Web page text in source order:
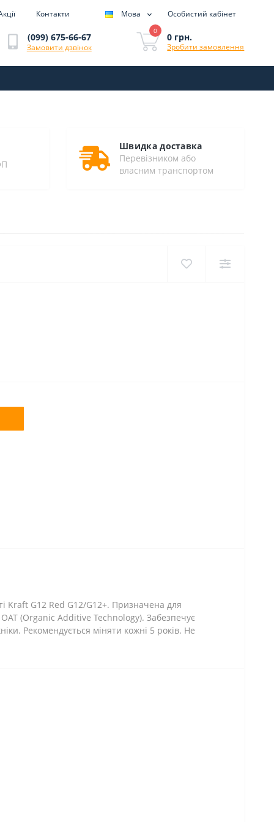
Контакти Мова Особистий кабінет
(099) 675-66-67
Замовити дзвінок
0
0 грн.
Зробити замовлення
Швидка доставка
Перевізником або
власним транспортом
Kraft G12 Red G12/G12+. Призначена для
ОАТ (Organic Additive Technology). Забезпечує
Рекомендується міняти кожні 5 років. Не